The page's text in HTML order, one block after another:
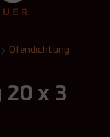
Ofendichtung
20 x 3